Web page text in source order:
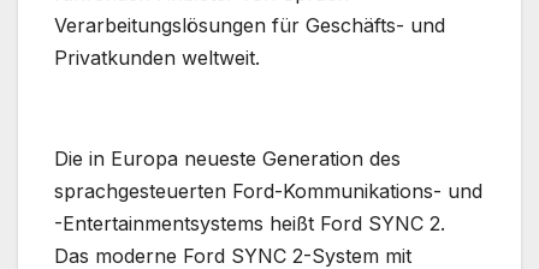
Verarbeitungslösungen für Geschäfts- und
Privatkunden weltweit.
Die in Europa neueste Generation des
sprachgesteuerten Ford-Kommunikations- und
-Entertainmentsystems heißt Ford SYNC 2.
Das moderne Ford SYNC 2-System mit